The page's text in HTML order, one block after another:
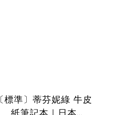
〔標準〕蒂芬妮綠 牛皮